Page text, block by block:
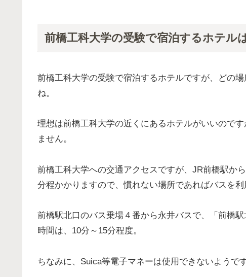
前橋工科大学の受験で宿泊するホテル
前橋工科大学の受験で宿泊するホテルですが、どの
ね。
理想は前橋工科大学の近くにあるホテルがいいので
ません。
前橋工科大学への交通アクセスですが、JR前橋駅か
分程かかりますので、慣れない場所であればバスを利
前橋駅北口のバス乗場４番から永井バスで、「前橋
時間は、10分～15分程度。
ちなみに、Suica等電子マネーは使用できないようです